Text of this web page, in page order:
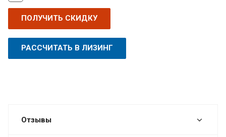
ПОЛУЧИТЬ СКИДКУ
РАССЧИТАТЬ В ЛИЗИНГ
Отзывы